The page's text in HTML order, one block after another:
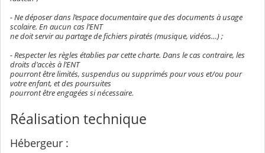
- Ne déposer dans l’espace documentaire que des documents à usage
scolaire. En aucun cas l’ENT
ne doit servir au partage de fichiers piratés (musique, vidéos…) ;
- Respecter les règles établies par cette charte. Dans le cas contraire, les
droits d'accès à l’ENT
pourront être limités, suspendus ou supprimés pour vous et/ou pour
votre enfant, et des poursuites
pourront être engagées si nécessaire.
Réalisation technique
Hébergeur :